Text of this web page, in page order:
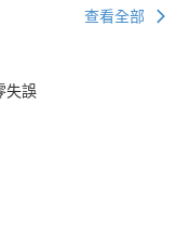
查看全部
失誤